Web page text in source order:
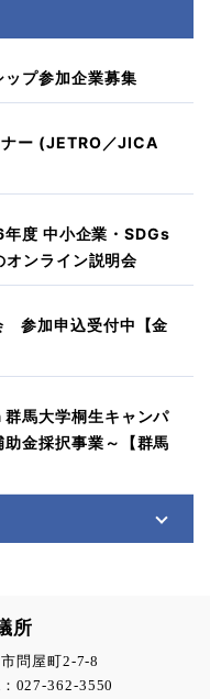
プ参加企業募集
ナー (JETRO／JICA
度 中小企業・SDGs
ンライン説明会
参加申込受付中【金
群馬大学桐生キャンパ
金採択事業～【群馬
所
問屋町2-7-8
027-362-3550